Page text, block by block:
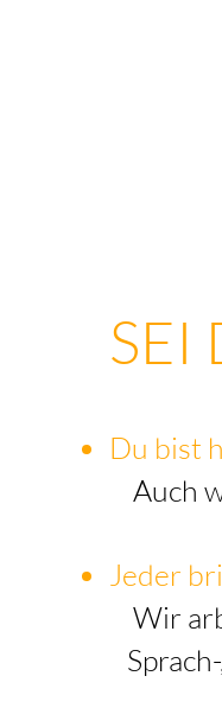
SEI
Du bist
Auch
Jeder
Wir